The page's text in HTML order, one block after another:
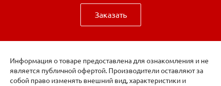
Заказать
Информация о товаре предоставлена для ознакомления и не
является публичной офертой. Производители оставляют за
собой право изменять внешний вид, характеристики и